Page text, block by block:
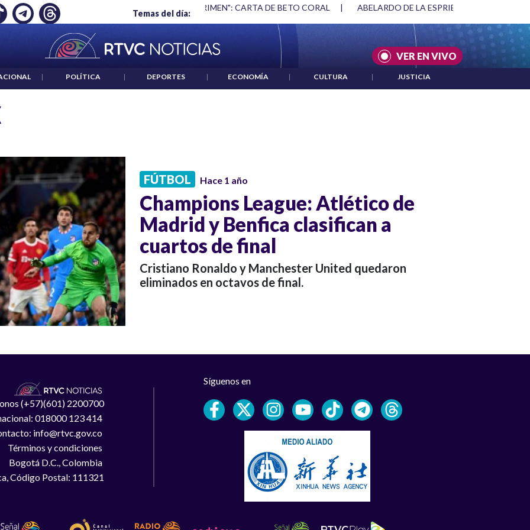
Temas del día:
EMPLEO: JP MORGAN "HABLAR NO ES UN CRIMEN": CARTA DE BETO CORAL | ABELARDO DE LA ESPRIELLA Y DMG
VER EN VIVO
| POLÍTICA | DEPORTES | ECONOMÍA | CULTURA | JUSTICIA
FÚTBOL Hace 1 año
Champions League: Atlético de
Madrid y Benfica clasifican a
cuartos de final
Cristiano Ronaldo y Manchester United quedaron
eliminados en octavos de final.
(+57)(601) 2200700
018000 123 414
info@rtvc.gov.co
Términos y condiciones
Bogotá D.C., Colombia
Código Postal: 111321
Síguenos en